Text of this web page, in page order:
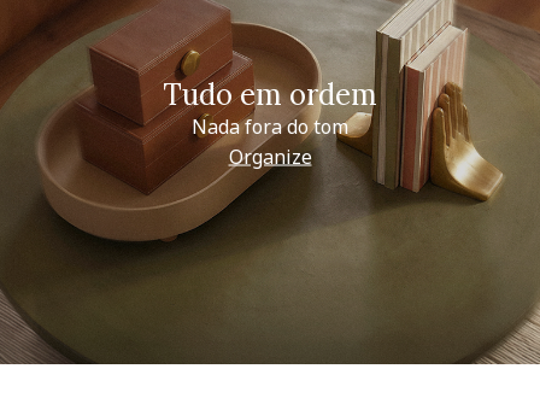
Tudo em ordem
Nada fora do tom
Organize